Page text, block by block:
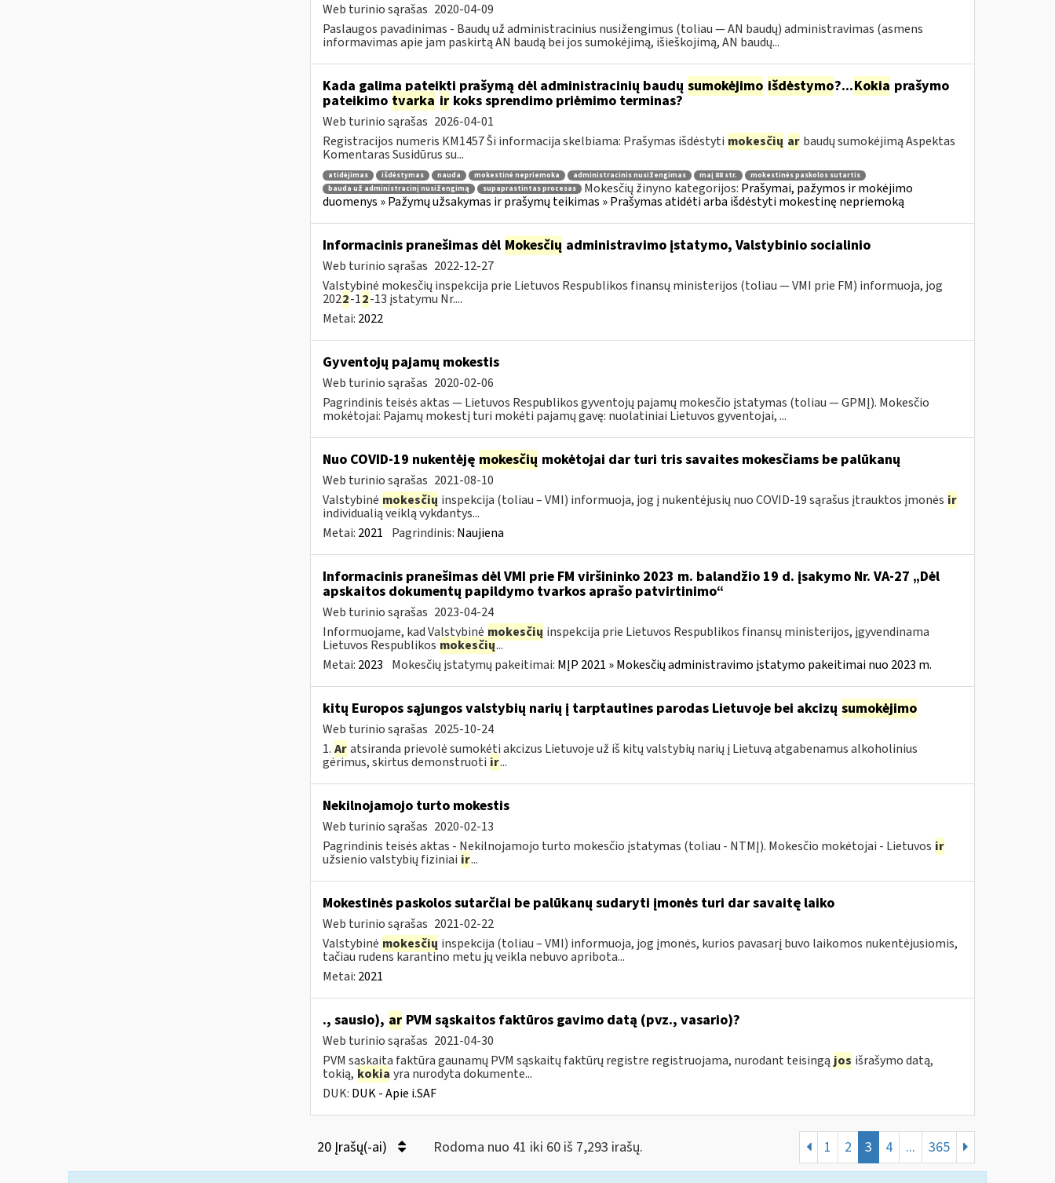
Web turinio sąrašas 2020-04-09
Paslaugos pavadinimas - Baudų už administracinius nusižengimus (toliau — AN baudų) administravimas (asmens
informavimas apie jam paskirtą AN baudą bei jos sumokėjimą, išieškojimą, AN baudų...
Kada galima pateikti prašymą dėl administracinių baudų sumokėjimo išdėstymo?...Kokia prašymo
pateikimo tvarka irkoks sprendimo priėmimo terminas?
Web turinio sąrašas 2026-04-01
Registracijos numeris KM1457 Ši informacija skelbiama: Prašymas išdėstyti mokesčių ar baudų sumokėjimą Aspektas
Komentaras Susidūrus su...
atidėjimas išdėstymas nauda mokestinė nepriemoka administracinis nusižengimas maį 88 str.
mokestinės paskolos sutartis
bauda už administracinį nusižengimą
supaprastintas procesas Mokesčių žinyno kategorijos: Prašymai, pažymos ir mokėjimo
duomenys » Pažymų užsakymas ir prašymų teikimas » Prašymas atidėti arba išdėstyti mokestinę nepriemoką
Informacinis pranešimas dėl Mokesčių administravimo įstatymo, Valstybinio socialinio
Web turinio sąrašas 2022-12-27
Valstybinė mokesčių inspekcija prie Lietuvos Respublikos finansų ministerijos (toliau — VMI prie FM) informuoja, jog
2022-12-13 įstatymu Nr....
Metai: 2022
Gyventojų pajamų mokestis
Web turinio sąrašas 2020-02-06
Pagrindinis teisės aktas — Lietuvos Respublikos gyventojų pajamų mokesčio įstatymas (toliau — GPMĮ). Mokesčio
mokėtojai: Pajamų mokestį turi mokėti pajamų gavę: nuolatiniai Lietuvos gyventojai, ...
Nuo COVID-19 nukentėję mokesčių mokėtojai dar turi tris savaites mokesčiams be palūkanų
Web turinio sąrašas 2021-08-10
Valstybinė mokesčių inspekcija (toliau – VMI) informuoja, jog į nukentėjusių nuo COVID-19 sąrašus įtrauktos įmonės ir
individualią veiklą vykdantys...
Metai: 2021 Pagrindinis: Naujiena
Informacinis pranešimas dėl VMI prie FM viršininko 2023 m. balandžio 19 d. įsakymo Nr. VA-27 „Dėl
apskaitos dokumentų papildymo tvarkos aprašo patvirtinimo“
Web turinio sąrašas 2023-04-24
Informuojame, kad Valstybinė mokesčių inspekcija prie Lietuvos Respublikos finansų ministerijos, įgyvendinama
Lietuvos Respublikos mokesčių...
Metai: 2023 Mokesčių įstatymų pakeitimai: MĮP 2021 » Mokesčių administravimo įstatymo pakeitimai nuo 2023 m.
kitų Europos sąjungos valstybių narių į tarptautines parodas Lietuvoje bei akcizų sumokėjimo
Web turinio sąrašas 2025-10-24
1. Ar atsiranda prievolė sumokėti akcizus Lietuvoje už iš kitų valstybių narių į Lietuvą atgabenamus alkoholinius
gėrimus, skirtus demonstruoti ir...
Nekilnojamojo turto mokestis
Web turinio sąrašas 2020-02-13
Pagrindinis teisės aktas - Nekilnojamojo turto mokesčio įstatymas (toliau - NTMĮ). Mokesčio mokėtojai - Lietuvos ir
užsienio valstybių fiziniai ir...
Mokestinės paskolos sutarčiai be palūkanų sudaryti įmonės turi dar savaitę laiko
Web turinio sąrašas 2021-02-22
Valstybinė mokesčių inspekcija (toliau – VMI) informuoja, jog įmonės, kurios pavasarį buvo laikomos nukentėjusiomis,
tačiau rudens karantino metu jų veikla nebuvo apribota...
Metai: 2021
., sausio), arPVM sąskaitos faktūros gavimo datą (pvz., vasario)?
Web turinio sąrašas 2021-04-30
PVM sąskaita faktūra gaunamų PVM sąskaitų faktūrų registre registruojama, nurodant teisingą jos išrašymo datą,
tokią, kokia yra nurodyta dokumente...
DUK: DUK - Apie i.SAF
20 Įrašų(-ai) Rodoma nuo 41 iki 60 iš 7,293 irašų. 1 2 3 4 ... 365